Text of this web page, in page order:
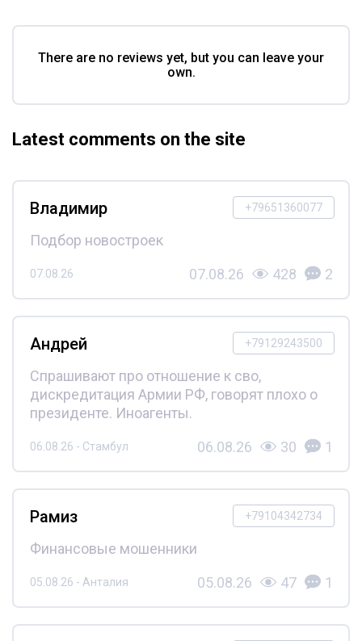
There are no reviews yet, but you can leave your
own.
Latest comments on the site
+79651360077
Владимир
Подбор новостроек
07.08.26 07.08.26 428 2
+79129243500
Андрей
Спрашивают про отношение к сво,
дискредитация Армии РФ, говорят плохо о
президенте. Иноагенты.
06.08.26 - Стамбул 06.08.26 30 1
+79104342734
Рамиз
Финансовые мошенники
05.08.26 - Анталия 05.08.26 47 1